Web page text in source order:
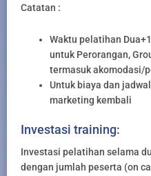
Catatan :
Waktu pelatihan
untuk Perorangan,
termasuk akomodasi/
Untuk biaya dan
marketing kembali
Investasi training:
Investasi pelatihan selama
dengan jumlah peserta (on